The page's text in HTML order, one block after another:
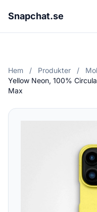
Snapchat.se
Hem / Produkter /
Yellow Neon, 100%
Max